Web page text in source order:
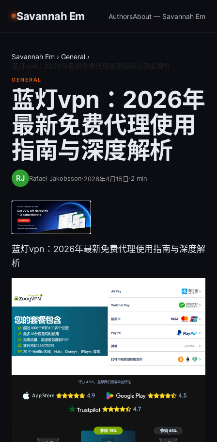
Savannah Em AuthorsAbout — Savannah Em
Savannah Em › General ›
GENERAL
蓝灯vpn：2026年
最新免费代理使用
指南与深度解析
Rafael Jakobsson·2026年4月15日·2 min
蓝灯vpn：2026年最新免费代理使用指南与深度解
析